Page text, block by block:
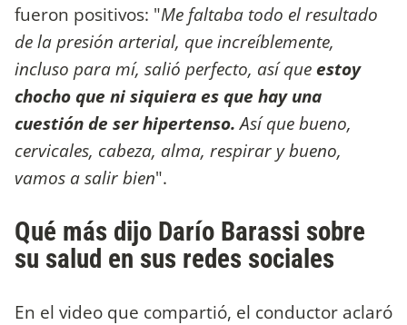
fueron positivos: "Me faltaba todo el resultado
de la presión arterial, que increíblemente,
incluso para mí, salió perfecto, así queestoy
chocho que ni siquiera es que hay una
cuestión de ser hipertenso.Así que bueno,
cervicales, cabeza, alma, respirar y bueno,
vamos a salir bien".
Qué más dijo Darío Barassi sobre
su salud en sus redes sociales
En el video que compartió, el conductor aclaró